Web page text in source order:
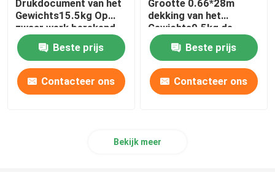
Drukdocument van het
Gewichts15.5kg Op
zwaar werk berekend
Karton
Beste prijs
Contacteer ons
Grootte 0.66*28m
dekking van het
Gewichts9.5kg de
tijdelijke tapijt
Beste prijs
Contacteer ons
Bekijk meer